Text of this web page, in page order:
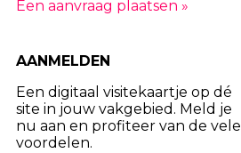
Een aanvraag plaatsen »
AANMELDEN
Een digitaal visitekaartje op dé
site in jouw vakgebied. Meld je
nu aan en profiteer van de vele
voordelen.